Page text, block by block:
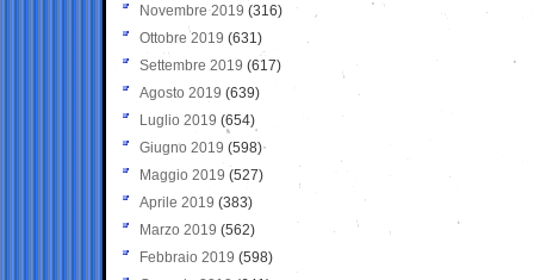
Novembre 2019 (316)
Ottobre 2019 (631)
Settembre 2019 (617)
Agosto 2019 (639)
Luglio 2019 (654)
Giugno 2019 (598)
Maggio 2019 (527)
Aprile 2019 (383)
Marzo 2019 (562)
Febbraio 2019 (598)